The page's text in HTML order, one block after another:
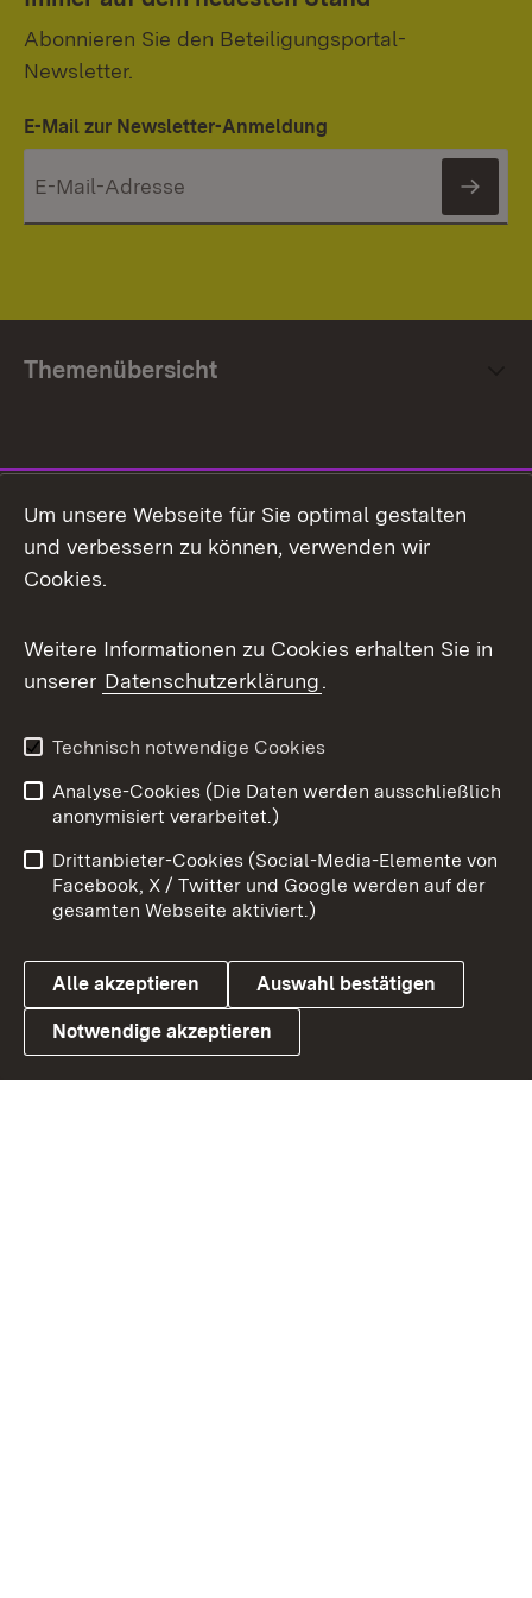
Abonnieren Sie den Beteiligungsportal-
Newsletter.
E-Mail zur Newsletter-Anmeldung
Themenübersicht
Facebook
X / Twitter
Youtube
Link zum Landesportal
Impressum
Kontakt
Barrierefreiheit
Datenschutz
Cookies
Um unsere Webseite für Sie optimal gestalten
und verbessern zu können, verwenden wir
Cookies.
Weitere Informationen zu Cookies erhalten Sie in
unserer Datenschutzerklärung.
Technisch notwendige Cookies
Analyse-Cookies (Die Daten werden ausschließlich
anonymisiert verarbeitet.)
Drittanbieter-Cookies (Social-Media-Elemente von
Facebook, X / Twitter und Google werden auf der
gesamten Webseite aktiviert.)
Alle akzeptieren Auswahl bestätigen
Notwendige akzeptieren